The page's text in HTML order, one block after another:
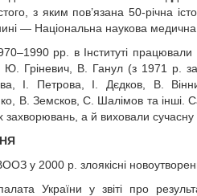
з яким пов’язана 50-річна
— Національна наукова медична
рр. в Інституті працювали
Ю. Гріневич, В. Ганул (з 1971 р.
І. Петрова, І. Дєдков, В.
В. Земсков, С. Шалімов та інші.
захворювань, а й виховали сучасну
у 2000 р. злоякісні
України у звіті про